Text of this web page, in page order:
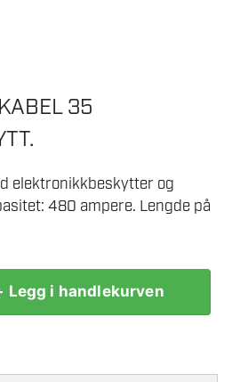
35
elektronikkbeskytter og
480 ampere. Lengde på
Legg i handlekurven